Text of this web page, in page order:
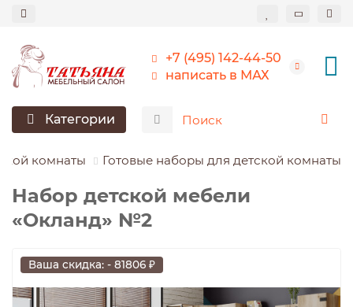
+7 (495) 142-44-50
написать в МАХ
Категории
комнаты Готовые наборы для детской комнаты
Набор детской мебели
«Окланд» №2
Ваша скидка: - 81806 ₽